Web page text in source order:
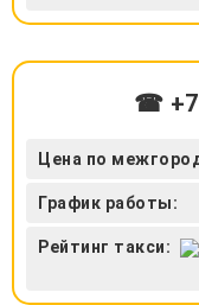
☎ +7
Цена по
График работы:
Рейтинг такси: